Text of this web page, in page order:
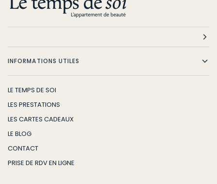
INFORMATIONS UTILES
LE TEMPS DE SOI
LES PRESTATIONS
LES CARTES CADEAUX
LE BLOG
CONTACT
PRISE DE RDV EN LIGNE